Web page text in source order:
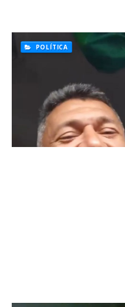
POLÍTICA